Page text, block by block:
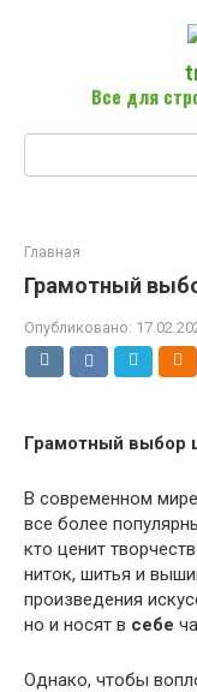
Все для
Главная
Грамотный
Опубликовано:
Грамотный выбор
В современном
все более
кто ценит
ниток, шитья и
произведения
но и носят в себе
Однако, чтобы